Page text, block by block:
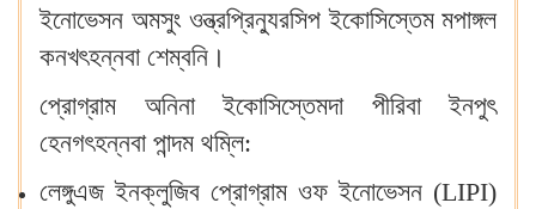
ইনোভেসন অমসুং ওন্ত্রপ্রিন্যুরসিপ ইকোসিস্তেম মপাঙ্গল
কনখৎহন্নবা শেম্বনি‍।
প্রোগ্রাম অনিনা ইকোসিস্তেমদা পীরিবা ইনপুৎ
হেনগৎহন্নবা পান্দম থম্লি:
লেঙ্গুএজ ইনক্লুজিব প্রোগ্রাম ওফ ইনোভেসন (LIPI)